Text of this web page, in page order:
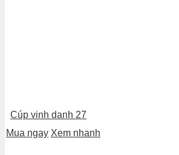
Cúp vinh danh 27
Mua ngay Xem nhanh